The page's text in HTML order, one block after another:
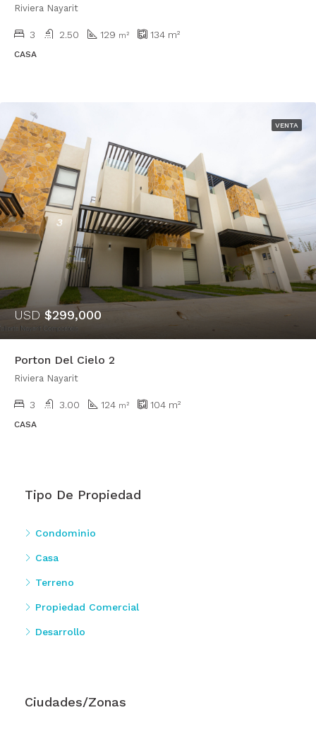
Riviera Nayarit
3 2.50 129 m² 134 m²
CASA
VENTA
USD $299,000
Porton Del Cielo 2
Riviera Nayarit
3 3.00 124 m² 104 m²
CASA
Tipo De Propiedad
Condominio
Casa
Terreno
Propiedad Comercial
Desarrollo
Ciudades/Zonas